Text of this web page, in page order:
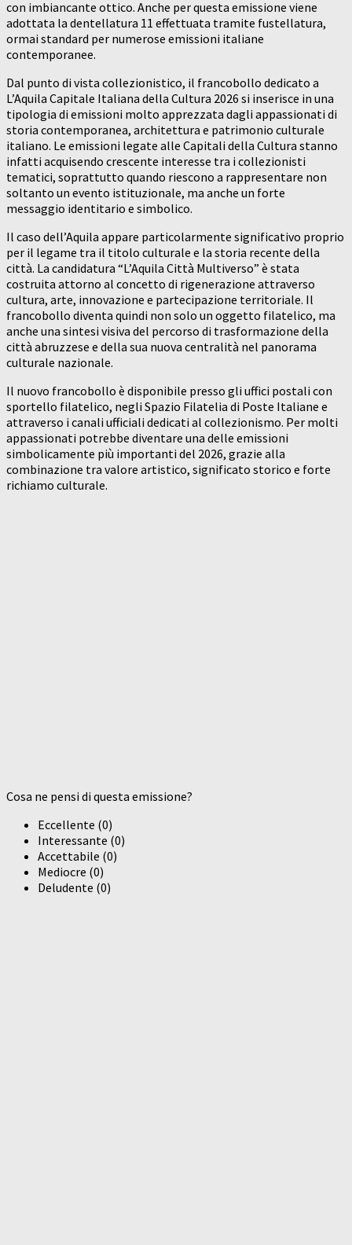
con imbiancante ottico. Anche per questa emissione viene
adottata la dentellatura 11 effettuata tramite fustellatura,
ormai standard per numerose emissioni italiane
contemporanee.
Dal punto di vista collezionistico, il francobollo dedicato a
L’Aquila Capitale Italiana della Cultura 2026 si inserisce in una
tipologia di emissioni molto apprezzata dagli appassionati di
storia contemporanea, architettura e patrimonio culturale
italiano. Le emissioni legate alle Capitali della Cultura stanno
infatti acquisendo crescente interesse tra i collezionisti
tematici, soprattutto quando riescono a rappresentare non
soltanto un evento istituzionale, ma anche un forte
messaggio identitario e simbolico.
Il caso dell’Aquila appare particolarmente significativo proprio
per il legame tra il titolo culturale e la storia recente della
città. La candidatura “L’Aquila Città Multiverso” è stata
costruita attorno al concetto di rigenerazione attraverso
cultura, arte, innovazione e partecipazione territoriale. Il
francobollo diventa quindi non solo un oggetto filatelico, ma
anche una sintesi visiva del percorso di trasformazione della
città abruzzese e della sua nuova centralità nel panorama
culturale nazionale.
Il nuovo francobollo è disponibile presso gli uffici postali con
sportello filatelico, negli Spazio Filatelia di Poste Italiane e
attraverso i canali ufficiali dedicati al collezionismo. Per molti
appassionati potrebbe diventare una delle emissioni
simbolicamente più importanti del 2026, grazie alla
combinazione tra valore artistico, significato storico e forte
richiamo culturale.
Cosa ne pensi di questa emissione?
Eccellente (0)
Interessante (0)
Accettabile (0)
Mediocre (0)
Deludente (0)